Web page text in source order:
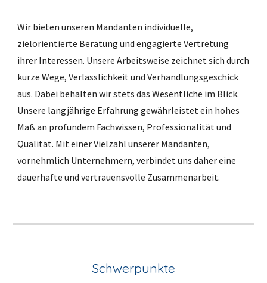
Wir bieten unseren Mandanten individuelle,
zielorientierte Beratung und engagierte Vertretung
ihrer Interessen. Unsere Arbeitsweise zeichnet sich durch
kurze Wege, Verlässlichkeit und Verhandlungsgeschick
aus. Dabei behalten wir stets das Wesentliche im Blick.
Unsere langjährige Erfahrung gewährleistet ein hohes
Maß an profundem Fachwissen, Professionalität und
Qualität. Mit einer Vielzahl unserer Mandanten,
vornehmlich Unternehmern, verbindet uns daher eine
dauerhafte und vertrauensvolle Zusammenarbeit.
Schwerpunkte